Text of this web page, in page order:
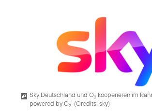
Sky Deutschland und O2 kooperieren im
powered by O2‘ (Credits: sky)